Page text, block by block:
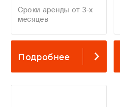
Сроки аренды от 3-х
месяцев
Подробнее